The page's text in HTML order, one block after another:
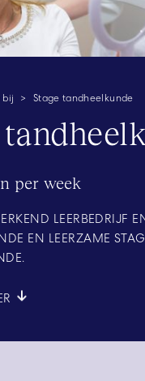
bij Stage tandheelkunde
per week
LEERBEDRIJF
EN LEERZAME